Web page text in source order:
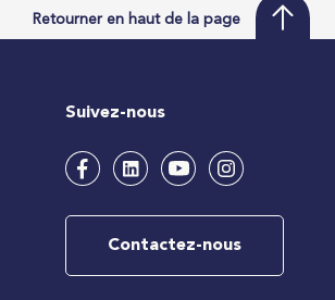
Retourner en haut de la page
Suivez-nous
Contactez-nous